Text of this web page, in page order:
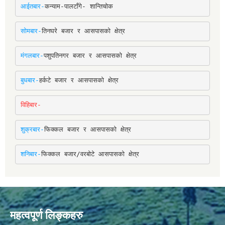
आईतबार-कन्याम-पालटाँगे- शान्तिचोक
सोमबार-तिनघरे बजार र आसपासको क्षेत्र
मंगलबार-पशुपतिनगर बजार र आसपासको क्षेत्र
बुधबार-हर्कटे बजार र आसपासको क्षेत्र
विहिबार-
शुक्रबार-फिक्कल बजार र आसपासको क्षेत्र
शनिबार-फिक्कल बजार/वरबोटे आसपासको क्षेत्र
महत्वपूर्ण लिङ्कहरु